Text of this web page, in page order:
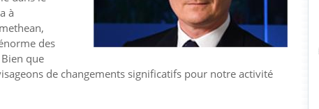
à
des
que
de changements significatifs pour notre activité